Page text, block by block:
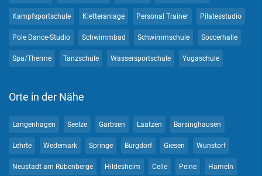
Kampfsportschule Kletteranlage Personal Trainer Pilatesstudio
Pole Dance-Studio Schwimmbad Schwimmschule Soccerhalle
Spa/Therme Tanzschule Wassersportschule Yogaschule
Orte in der Nähe
Langenhagen Seelze Garbsen Laatzen Barsinghausen
Lehrte Wedemark Springe Burgdorf Giesen Wunstorf
Neustadt am Rübenberge Hildesheim Celle Peine Hameln